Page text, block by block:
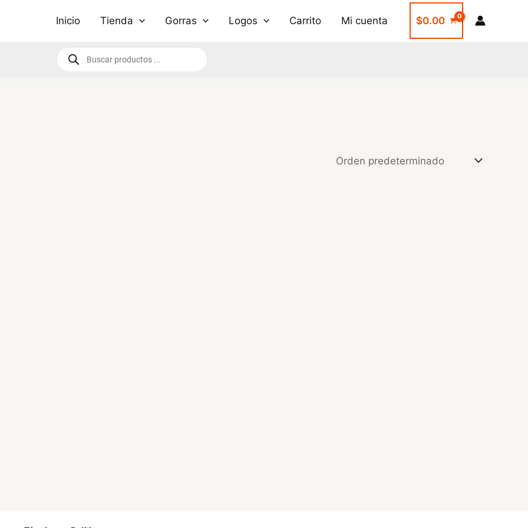
Inicio Tienda Gorras Logos Carrito Mi cuenta $0.00
Búsqueda
de